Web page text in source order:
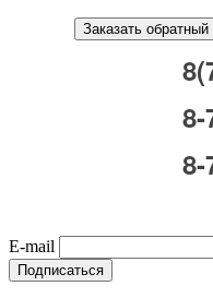
Заказать обратный
8-
8-
E-mail